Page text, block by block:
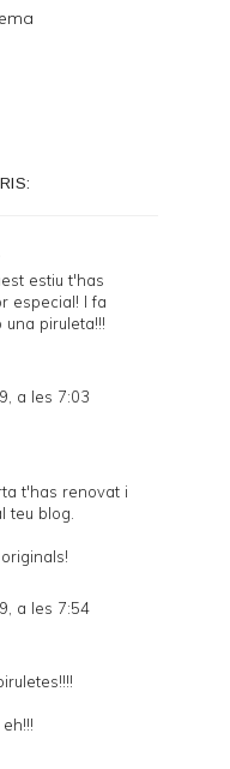
estiu t'has
especial! I fa
piruleta!!!
a les 7:03
t'has renovat i
teu blog.
a les 7:54